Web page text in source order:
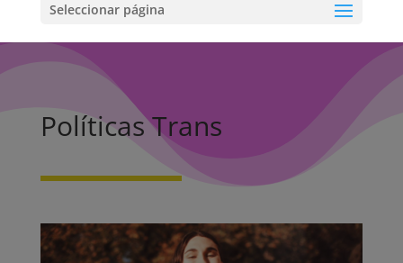
Seleccionar página
Políticas Trans